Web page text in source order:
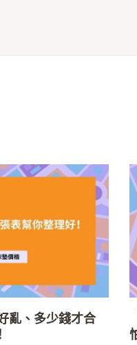
亂、多少錢才合